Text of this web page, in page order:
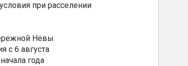
при расселении
Невы
с 6 августа
года